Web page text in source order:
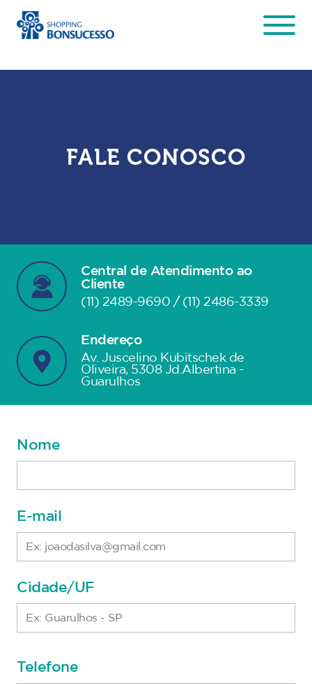
FALE CONOSCO
Central de Atendimento ao
Cliente
(11) 2489-9690 / (11) 2486-3339
Endereço
Av. Juscelino Kubitschek de
Oliveira, 5308 Jd.Albertina -
Guarulhos
Nome
E-mail
Cidade/UF
Telefone